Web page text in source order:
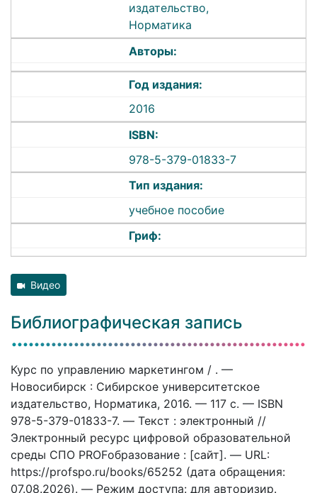
издательство,
Норматика
Авторы:
Год издания:
2016
ISBN:
978-5-379-01833-7
Тип издания:
учебное пособие
Гриф:
Видео
Библиографическая запись
Курс по управлению маркетингом / . —
Новосибирск : Сибирское университетское
издательство, Норматика, 2016. — 117 c. — ISBN
978-5-379-01833-7. — Текст : электронный //
Электронный ресурс цифровой образовательной
среды СПО PROFобразование : [сайт]. — URL:
https://profspo.ru/books/65252 (дата обращения:
07.08.2026). — Режим доступа: для авторизир.